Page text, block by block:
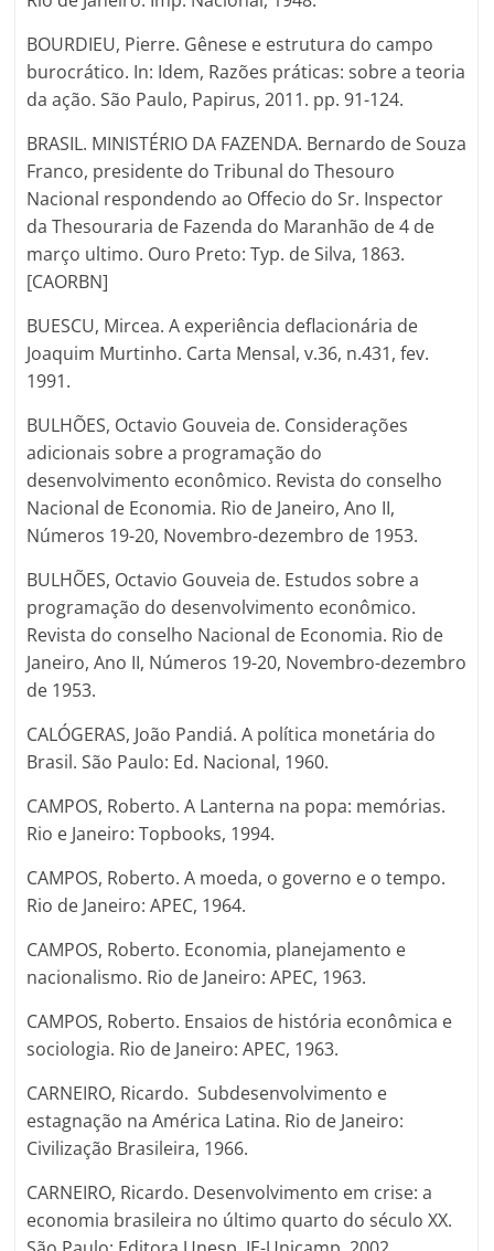
BOURDIEU, Pierre. Gênese e estrutura do campo
burocrático. In: Idem, Razões práticas: sobre a teoria
da ação. São Paulo, Papirus, 2011. pp. 91-124.
BRASIL. MINISTÉRIO DA FAZENDA. Bernardo de Souza
Franco, presidente do Tribunal do Thesouro
Nacional respondendo ao Offecio do Sr. Inspector
da Thesouraria de Fazenda do Maranhão de 4 de
março ultimo. Ouro Preto: Typ. de Silva, 1863.
[CAORBN]
BUESCU, Mircea. A experiência deflacionária de
Joaquim Murtinho. Carta Mensal, v.36, n.431, fev.
1991.
BULHÕES, Octavio Gouveia de. Considerações
adicionais sobre a programação do
desenvolvimento econômico. Revista do conselho
Nacional de Economia. Rio de Janeiro, Ano II,
Números 19-20, Novembro-dezembro de 1953.
BULHÕES, Octavio Gouveia de. Estudos sobre a
programação do desenvolvimento econômico.
Revista do conselho Nacional de Economia. Rio de
Janeiro, Ano II, Números 19-20, Novembro-dezembro
de 1953.
CALÓGERAS, João Pandiá. A política monetária do
Brasil. São Paulo: Ed. Nacional, 1960.
CAMPOS, Roberto. A Lanterna na popa: memórias.
Rio e Janeiro: Topbooks, 1994.
CAMPOS, Roberto. A moeda, o governo e o tempo.
Rio de Janeiro: APEC, 1964.
CAMPOS, Roberto. Economia, planejamento e
nacionalismo. Rio de Janeiro: APEC, 1963.
CAMPOS, Roberto. Ensaios de história econômica e
sociologia. Rio de Janeiro: APEC, 1963.
CARNEIRO, Ricardo. Subdesenvolvimento e
estagnação na América Latina. Rio de Janeiro:
Civilização Brasileira, 1966.
CARNEIRO, Ricardo. Desenvolvimento em crise: a
economia brasileira no último quarto do século XX.